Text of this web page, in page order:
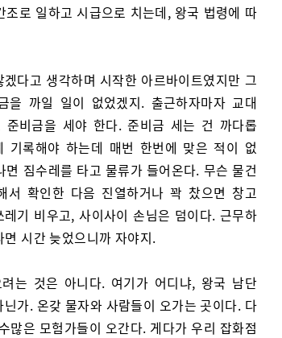
로 일하고 시급으로 치는데, 왕국 법령에 따
다고 생각하며 시작한 아르바이트였지만 그
을 까일 일이 없었겠지. 출근하자마자 교대
비금을 세야 한다. 준비금 세는 건 까다롭
기록해야 하는데 매번 한번에 맞은 적이 없
짐수레를 타고 물류가 들어온다. 무슨 물건
서 확인한 다음 진열하거나 꽉 찼으면 창고
기 비우고, 사이사이 손님은 덤이다. 근무하
시간 늦었으니까 자야지.
는 것은 아니다. 여기가 어디냐, 왕국 남단
가. 온갖 물자와 사람들이 오가는 곳이다. 다
많은 모험가들이 오간다. 게다가 우리 잡화점